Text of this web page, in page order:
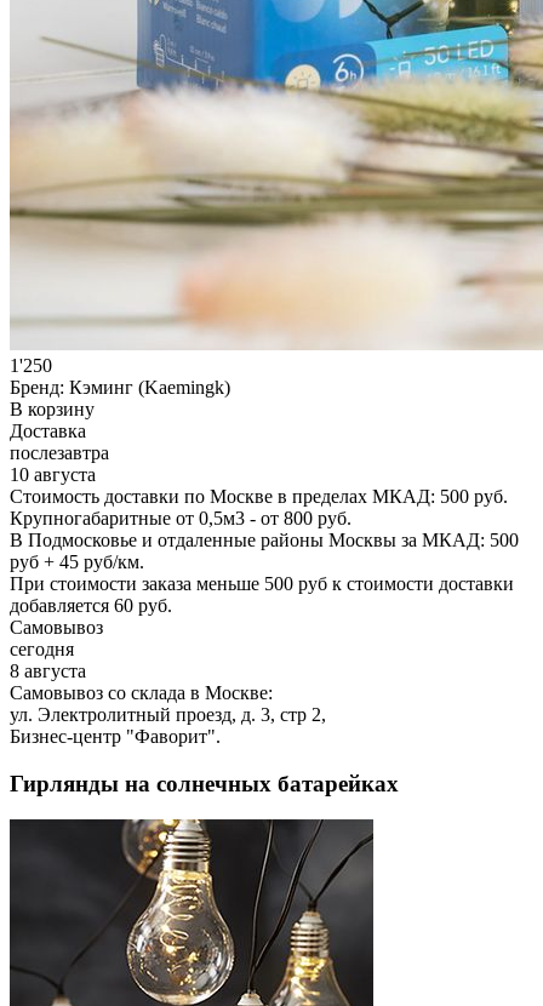
1'250
Бренд: Кэминг (Kaemingk)
В корзину
Доставка
послезавтра
10 августа
Стоимость доставки по Москве в пределах МКАД: 500 руб.
Крупногабаритные от 0,5м3 - от 800 руб.
В Подмосковье и отдаленные районы Москвы за МКАД: 500
руб + 45 руб/км.
При стоимости заказа меньше 500 руб к стоимости доставки
добавляется 60 руб.
Самовывоз
сегодня
8 августа
Самовывоз со склада в Москве:
ул. Электролитный проезд, д. 3, стр 2,
Бизнес-центр "Фаворит".
Гирлянды на солнечных батарейках